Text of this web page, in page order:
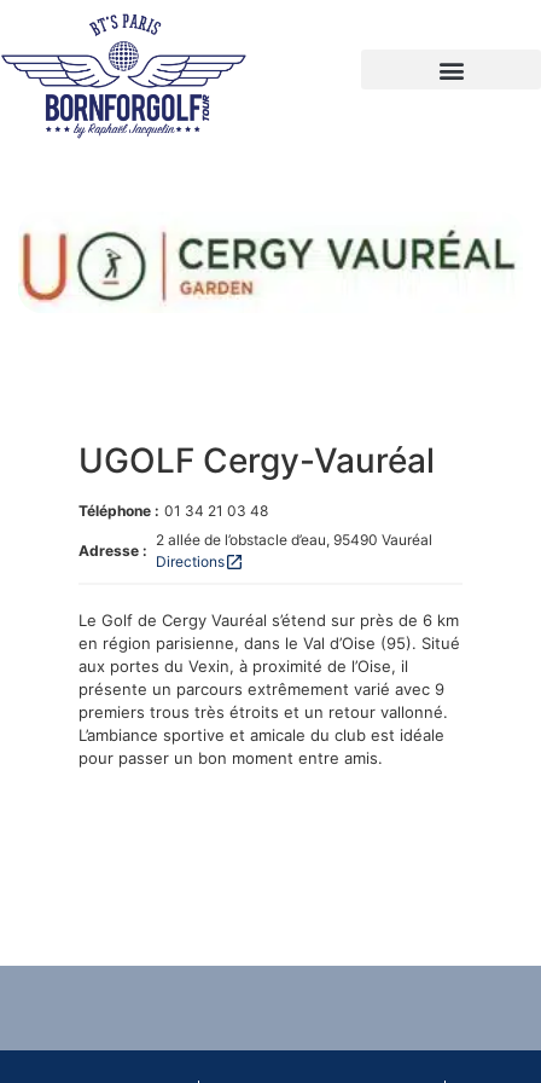
UGOLF Cergy-Vauréal
Téléphone : 01 34 21 03 48
Adresse :
2 allée de l’obstacle d’eau, 95490 Vauréal
Directionsopen_in_new
Le Golf de Cergy Vauréal s’étend sur près de 6 km
en région parisienne, dans le Val d’Oise (95). Situé
aux portes du Vexin, à proximité de l’Oise, il
présente un parcours extrêmement varié avec 9
premiers trous très étroits et un retour vallonné.
L’ambiance sportive et amicale du club est idéale
pour passer un bon moment entre amis.